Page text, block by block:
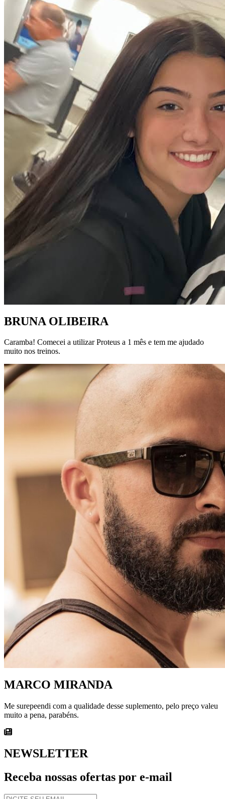
BRUNA OLIBEIRA
Caramba! Comecei a utilizar Proteus a 1 mês e tem me ajudado
muito nos treinos.
MARCO MIRANDA
Me surepeendi com a qualidade desse suplemento, pelo preço valeu
muito a pena, parabéns.
NEWSLETTER
Receba nossas ofertas por e-mail